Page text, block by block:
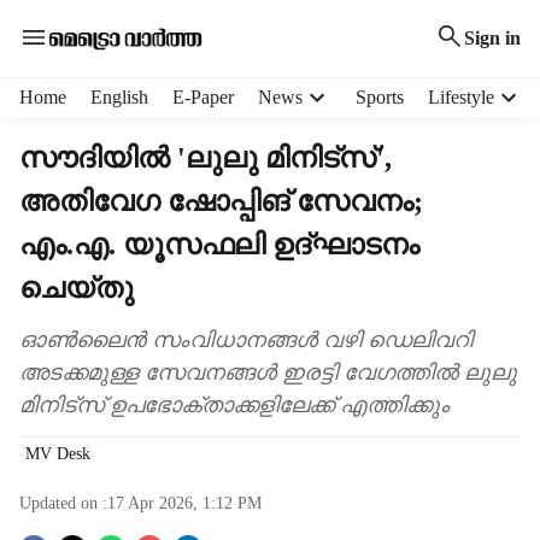
Sign in
Home English E-Paper News Sports Lifestyle
സൗദിയിൽ 'ലുലു മിനിട്സ്',
അതിവേഗ ഷോപ്പിങ് സേവനം;
എം.എ. യൂസഫലി ഉദ്ഘാടനം
ചെയ്തു
ഓൺലൈൻ സംവിധാനങ്ങൾ വഴി ഡെലിവറി
അടക്കമുള്ള സേവനങ്ങൾ ഇരട്ടി വേഗത്തിൽ ലുലു
മിനിട്സ് ഉപഭോക്താക്കളിലേക്ക് എത്തിക്കും
MV Desk
Updated on :17 Apr 2026, 1:12 PM